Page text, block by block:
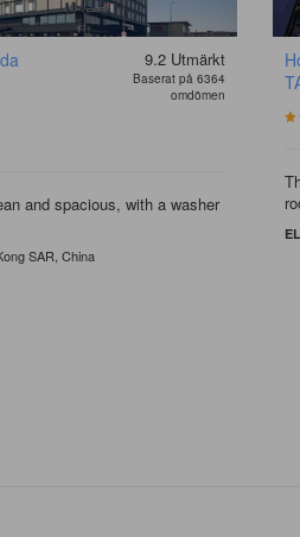
9.2 Utmärkt
Baserat på 6364
omdömen
and spacious, with a washer
SAR, China